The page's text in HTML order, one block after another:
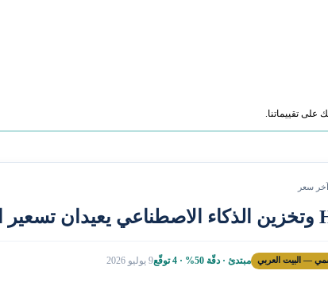
تقييماتنا.
سعر
— البيت العربي مبتدئ · دقّة 50% · 4 توقّع 9 يوليو 2026